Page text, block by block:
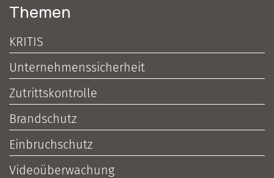
Themen
KRITIS
Unternehmenssicherheit
Zutrittskontrolle
Brandschutz
Einbruchschutz
Videoüberwachung